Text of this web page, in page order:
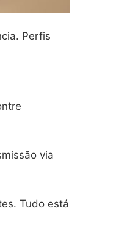
Perfis
via
Tudo está